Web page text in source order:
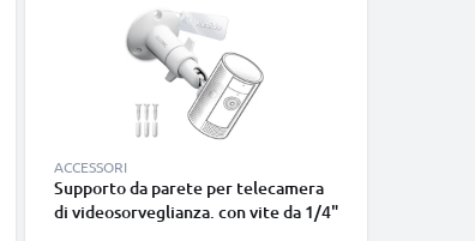
ACCESSORI
Supporto da parete per telecamera
di videosorveglianza. con vite da 1/4"